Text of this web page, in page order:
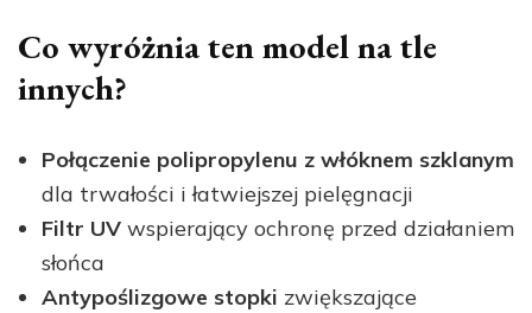
Co wyróżnia ten model na tle
innych?
Połączenie polipropylenu z włóknem szklanym
dla trwałości i łatwiejszej pielęgnacji
Filtr UV wspierający ochronę przed działaniem
słońca
Antypoślizgowe stopki zwiększające